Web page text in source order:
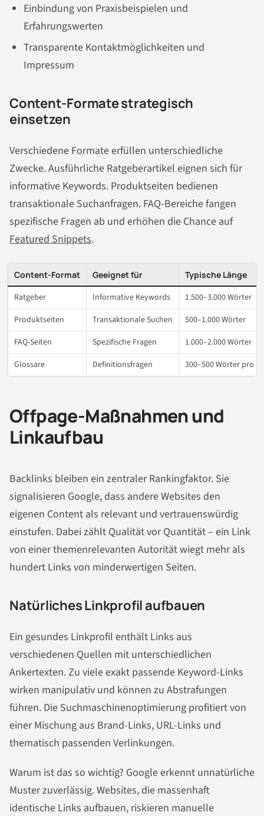
Einbindung von Praxisbeispielen und
Erfahrungswerten
Transparente Kontaktmöglichkeiten und
Impressum
Content-Formate strategisch
einsetzen
Verschiedene Formate erfüllen unterschiedliche
Zwecke. Ausführliche Ratgeberartikel eignen sich für
informative Keywords. Produktseiten bedienen
transaktionale Suchanfragen. FAQ-Bereiche fangen
spezifische Fragen ab und erhöhen die Chance auf
Featured Snippets.
Content-Format Geeignet für Typische Länge
Ratgeber Informative Keywords
1.500–3.000 Wörter
Produktseiten
Transaktionale Suchen
500–1.000 Wörter
FAQ-Seiten
Spezifische Fragen
1.000–2.000 Wörter
Glossare
Definitionsfragen 300–500 Wörter pro
Offpage-Maßnahmen und
Linkaufbau
Backlinks bleiben ein zentraler Rankingfaktor. Sie
signalisieren Google, dass andere Websites den
eigenen Content als relevant und vertrauenswürdig
einstufen. Dabei zählt Qualität vor Quantität – ein Link
von einer themenrelevanten Autorität wiegt mehr als
hundert Links von minderwertigen Seiten.
Natürliches Linkprofil aufbauen
Ein gesundes Linkprofil enthält Links aus
verschiedenen Quellen mit unterschiedlichen
Ankertexten. Zu viele exakt passende Keyword-Links
wirken manipulativ und können zu Abstrafungen
führen. Die Suchmaschinenoptimierung profitiert von
einer Mischung aus Brand-Links, URL-Links und
thematisch passenden Verlinkungen.
Warum ist das so wichtig? Google erkennt unnatürliche
Muster zuverlässig. Websites, die massenhaft
identische Links aufbauen, riskieren manuelle